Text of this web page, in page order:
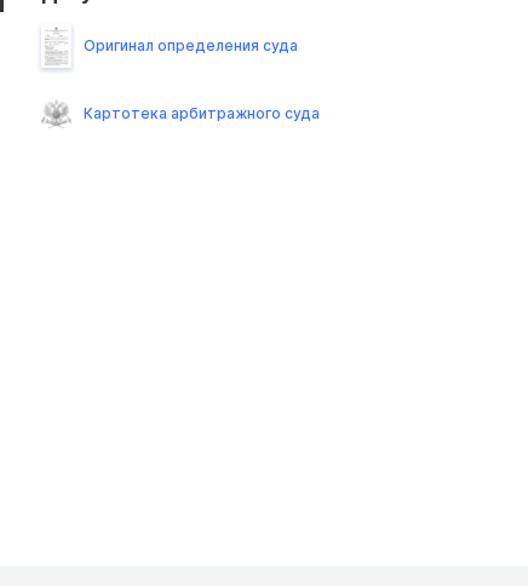
Оригинал определения суда
Картотека арбитражного суда